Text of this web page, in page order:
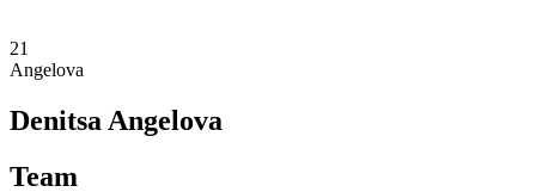
21
Angelova
Denitsa Angelova
Team